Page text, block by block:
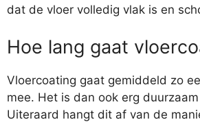
dat de vloer volledig vlak is en
Hoe lang gaat
Vloercoating gaat gemiddeld zo
mee. Het is dan ook erg
Uiteraard hangt dit af van de